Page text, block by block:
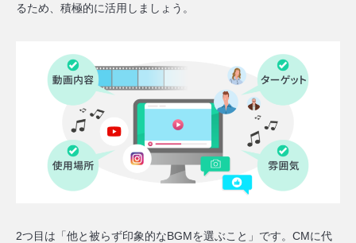
るため、積極的に活用しましょう。
2つ目は「他と被らず印象的なBGMを選ぶこと 」です。CMに代